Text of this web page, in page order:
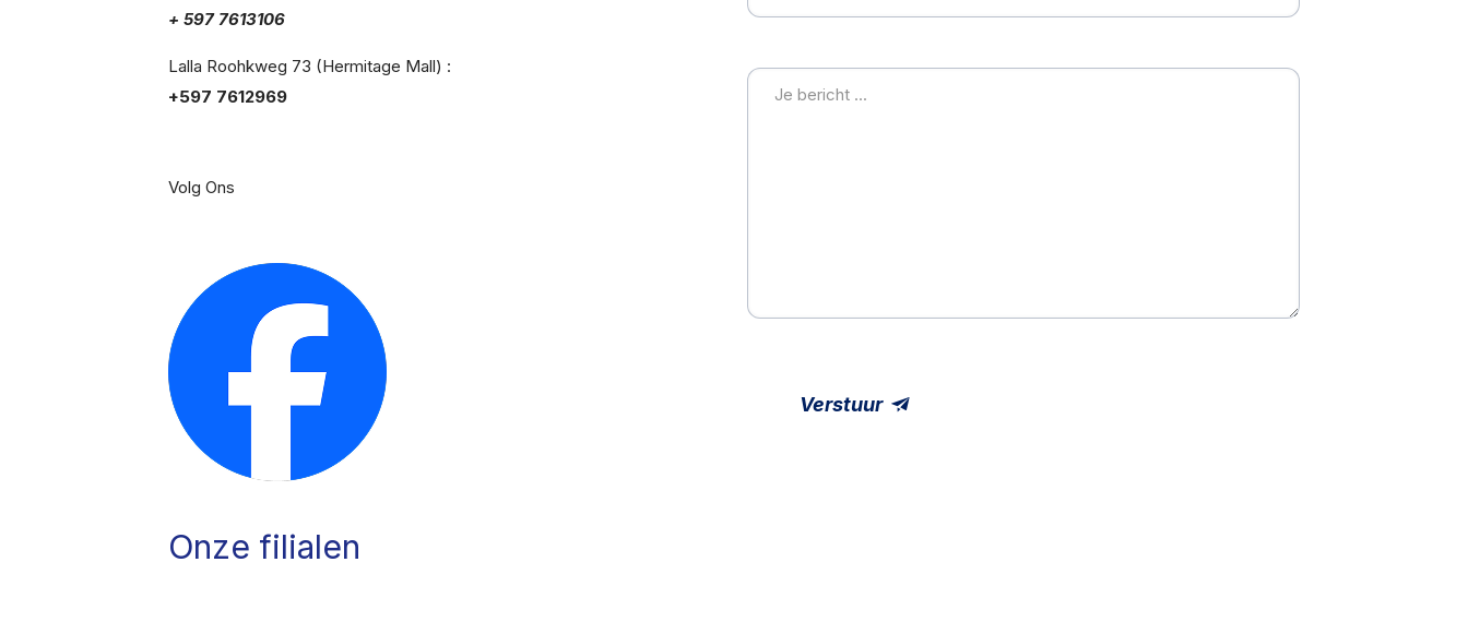
+ 597 7613106
Lalla Roohkweg 73 (Hermitage Mall) :
+597 7612969
Volg Ons
Verstuur
Onze filialen